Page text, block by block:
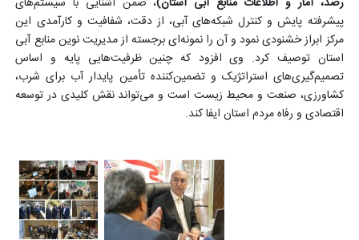
پیشرفته پایش و کنترل شبکه‌های آبی، از دقت، شفافیت و کارآمدی این
مرکز ابراز خشنودی نمود و آن را نمونه‌ای برجسته از مدیریت نوین منابع آبی
استان توصیف کرد. وی افزود که چنین ظرفیت‌هایی پایه و اساس
تصمیم‌گیری‌های استراتژیک و تضمین‌کننده تأمین پایدار آب برای شرب،
کشاورزی، صنعت و محیط زیست است و می‌تواند نقش کلیدی در توسعه
اقتصادی و رفاه مردم استان ایفا کند.